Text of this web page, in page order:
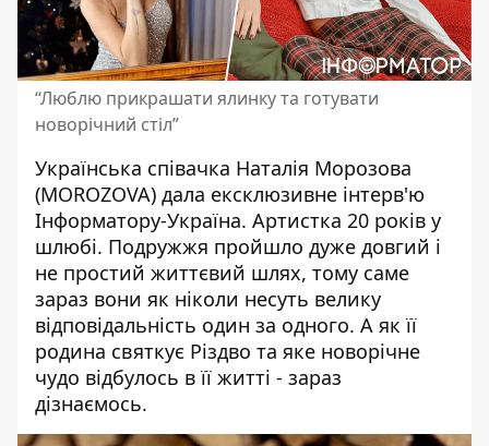
“Люблю прикрашати ялинку та готувати
новорічний стіл”
Українська співачка Наталія Морозова
(MOROZOVA) дала ексклюзивне інтерв'ю
Інформатору-Україна. Артистка 20 років у
шлюбі. Подружжя пройшло дуже довгий і
не простий життєвий шлях, тому саме
зараз вони як ніколи несуть велику
відповідальність один за одного. А як її
родина святкує Різдво та яке новорічне
чудо відбулось в її житті - зараз
дізнаємось.